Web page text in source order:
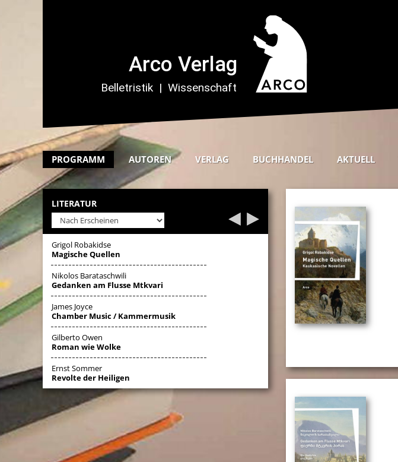
PROGRAMM AUTOREN VERLAG BUCHHANDEL AKTUELL
LITERATUR
Grigol Robakidse
Magische Quellen
Nikolos Barataschwili
Gedanken am Flusse Mtkvari
James Joyce
Chamber Music / Kammermusik
Gilberto Owen
Roman wie Wolke
Ernst Sommer
Revolte der Heiligen